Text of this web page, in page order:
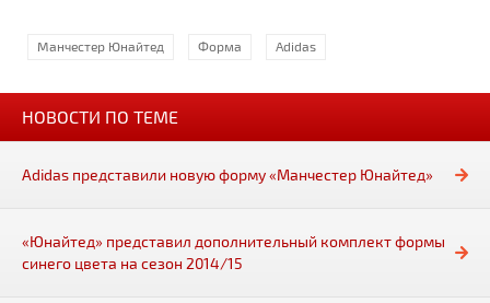
Манчестер Юнайтед Форма Adidas
НОВОСТИ ПО ТЕМЕ
Adidas представили новую форму «Манчестер Юнайтед»
«Юнайтед» представил дополнительный комплект формы
синего цвета на сезон 2014/15